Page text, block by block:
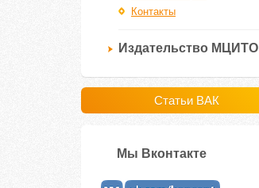
Контакты
Издательство МЦИТО
Статьи ВАК
Мы Вконтакте